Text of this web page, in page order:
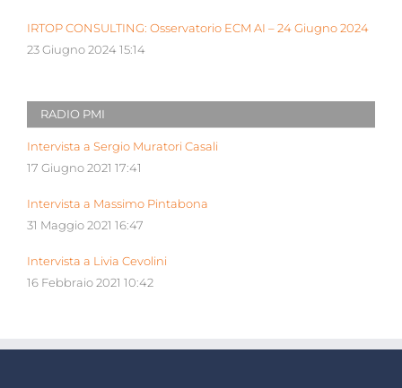
IRTOP CONSULTING: Osservatorio ECM AI – 24 Giugno 2024
23 Giugno 2024 15:14
RADIO PMI
Intervista a Sergio Muratori Casali
17 Giugno 2021 17:41
Intervista a Massimo Pintabona
31 Maggio 2021 16:47
Intervista a Livia Cevolini
16 Febbraio 2021 10:42